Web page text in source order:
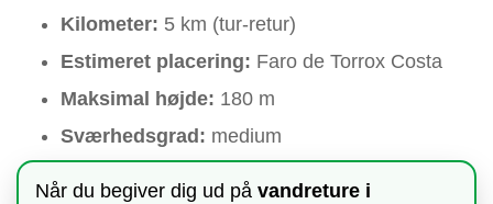
Kilometer: 5 km (tur-retur)
Estimeret placering: Faro de Torrox Costa
Maksimal højde: 180 m
Sværhedsgrad: medium
Når du begiver dig ud på vandreture i